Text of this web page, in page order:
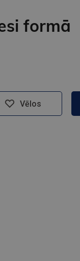
formā
Vēlos